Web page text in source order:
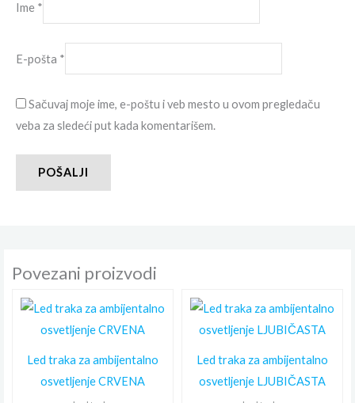
Ime *
E-pošta *
Sačuvaj moje ime, e-poštu i veb mesto u ovom pregledaču
veba za sledeći put kada komentarišem.
Povezani proizvodi
Led traka za ambijentalno
osvetljenje CRVENA
Led traka za ambijentalno
osvetljenje LJUBIČASTA